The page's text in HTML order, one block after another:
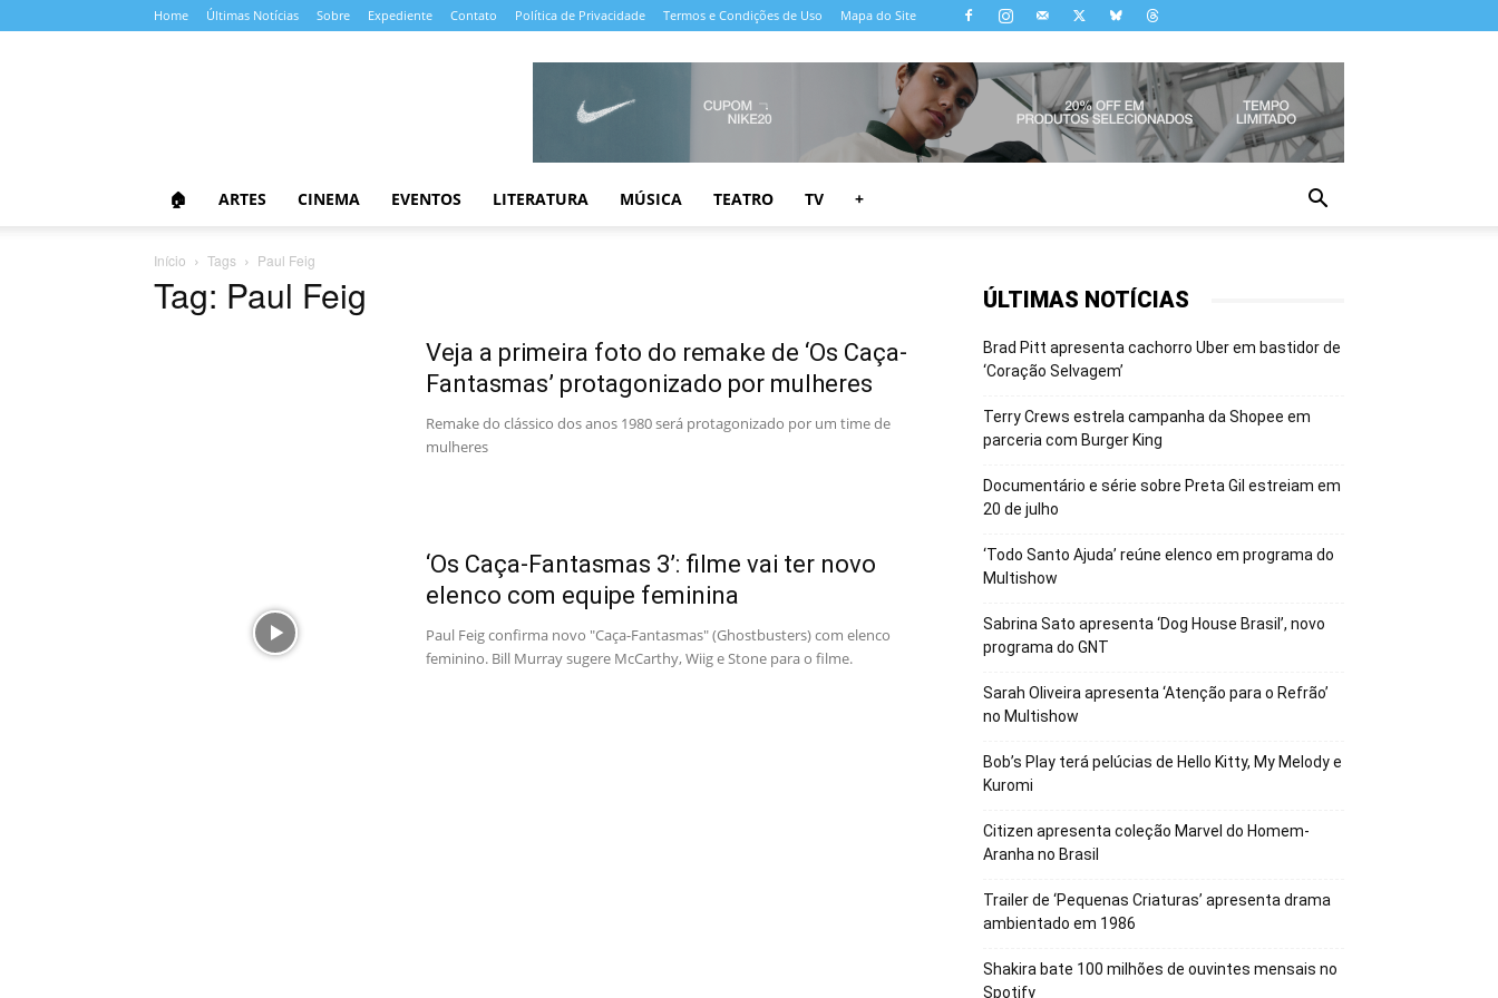
Home Últimas Notícias Sobre Expediente Contato Política de Privacidade Termos e Condições de Uso Mapa do Site
🏠 ARTES CINEMA EVENTOS LITERATURA MÚSICA TEATRO TV +
Início Tags Paul Feig
Tag: Paul Feig
Veja a primeira foto do remake de ‘Os Caça-
Fantasmas’ protagonizado por mulheres
Remake do clássico dos anos 1980 será protagonizado por um time de
mulheres
‘Os Caça-Fantasmas 3’: filme vai ter novo
elenco com equipe feminina
Paul Feig confirma novo "Caça-Fantasmas" (Ghostbusters) com elenco
feminino. Bill Murray sugere McCarthy, Wiig e Stone para o filme.
ÚLTIMAS NOTÍCIAS
Brad Pitt apresenta cachorro Uber em bastidor de
‘Coração Selvagem’
Terry Crews estrela campanha da Shopee em
parceria com Burger King
Documentário e série sobre Preta Gil estreiam em
20 de julho
‘Todo Santo Ajuda’ reúne elenco em programa do
Multishow
Sabrina Sato apresenta ‘Dog House Brasil’, novo
programa do GNT
Sarah Oliveira apresenta ‘Atenção para o Refrão’
no Multishow
Bob’s Play terá pelúcias de Hello Kitty, My Melody e
Kuromi
Citizen apresenta coleção Marvel do Homem-
Aranha no Brasil
Trailer de ‘Pequenas Criaturas’ apresenta drama
ambientado em 1986
Shakira bate 100 milhões de ouvintes mensais no
Spotify